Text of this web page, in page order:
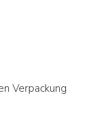
Verpackung